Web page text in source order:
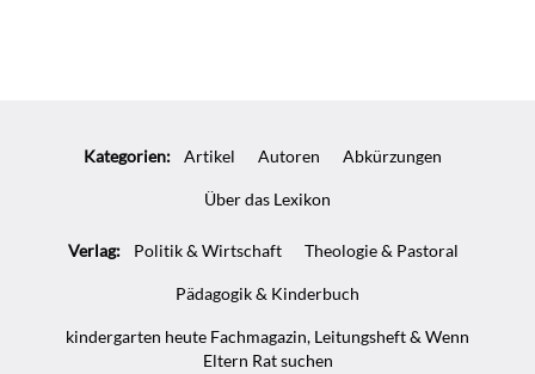
Kategorien: Artikel Autoren Abkürzungen
Über das Lexikon
Verlag: Politik & Wirtschaft Theologie & Pastoral
Pädagogik & Kinderbuch
kindergarten heute Fachmagazin, Leitungsheft & Wenn
Eltern Rat suchen